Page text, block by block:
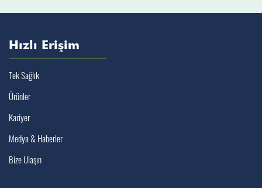
Hızlı Erişim
Tek Sağlık
Ürünler
Kariyer
Medya & Haberler
Bize Ulaşın